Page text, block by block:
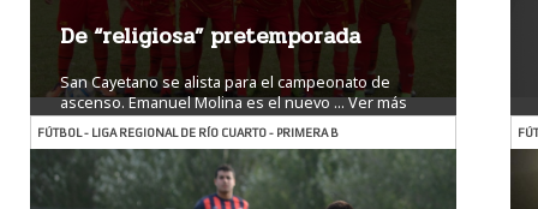
De “religiosa” pretemporada
San Cayetano se alista para el campeonato de
ascenso. Emanuel Molina es el nuevo ...Ver más
FÚTBOL - LIGA REGIONAL DE RÍO CUARTO - PRIMERA B